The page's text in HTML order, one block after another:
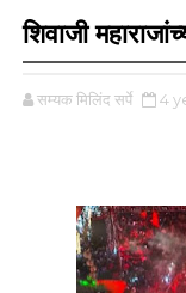
शिवाजी
सम्यक मिलिंद सर्पे 4